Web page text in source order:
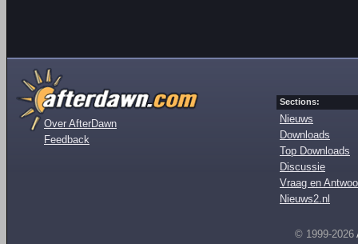
Over AfterDawn
Feedback
Sections:
Nieuws
Downloads
Top Downloads
Discussie
Vraag en
Nieuws2.nl
© 1999-2026